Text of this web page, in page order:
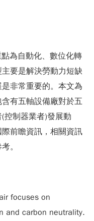
為自動化、數位化轉
要是解決勞動力短缺
非常重要的。本文為
有五軸設備廠對於五
控制器業者)發展動
前瞻資訊，相關資訊
。
focuses on
and carbon neutrality.